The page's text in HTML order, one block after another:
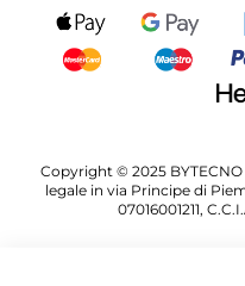
Copyright © 2025 BYTECNO
legale in via Principe di
07016001211,